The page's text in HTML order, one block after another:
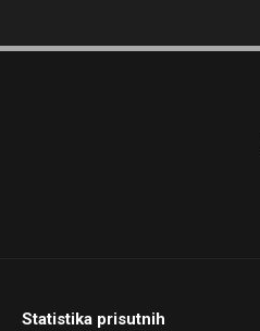
Statistika prisutnih